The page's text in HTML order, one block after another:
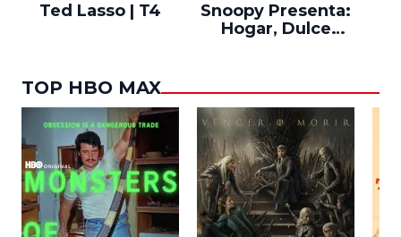
Ted Lasso | T4
Snoopy Presenta:
Hogar, Dulce
TOP HBO MAX